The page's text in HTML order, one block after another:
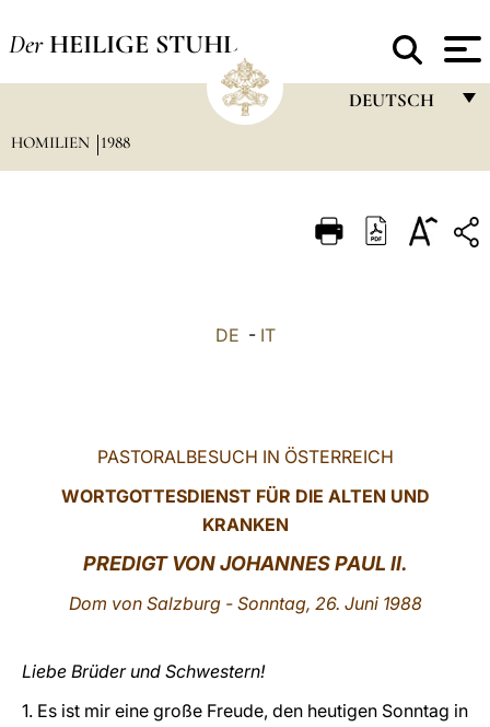
Der HEILIGE STUHL
DEUTSCH
ITALIANO
中文
HOMILIEN 1988
DE - IT
PASTORALBESUCH IN ÖSTERREICH
WORTGOTTESDIENST FÜR DIE ALTEN UND
KRANKEN
PREDIGT VON JOHANNES PAUL II.
Dom von Salzburg- Sonntag, 26. Juni 1988
Liebe Brüder und Schwestern!
1. Es ist mir eine große Freude, den heutigen Sonntag in